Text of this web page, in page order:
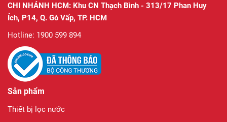
CHI NHÁNH HCM: Khu CN Thạch Bình - 313/17 Phan Huy
Ích, P14, Q. Gò Vấp, TP. HCM
Hotline: 1900 599 894
Sản phẩm
Thiết bị lọc nước